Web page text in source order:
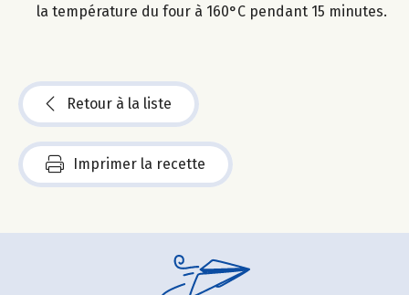
la température du four à 160°C pendant 15 minutes.
Retour à la liste
Imprimer la recette